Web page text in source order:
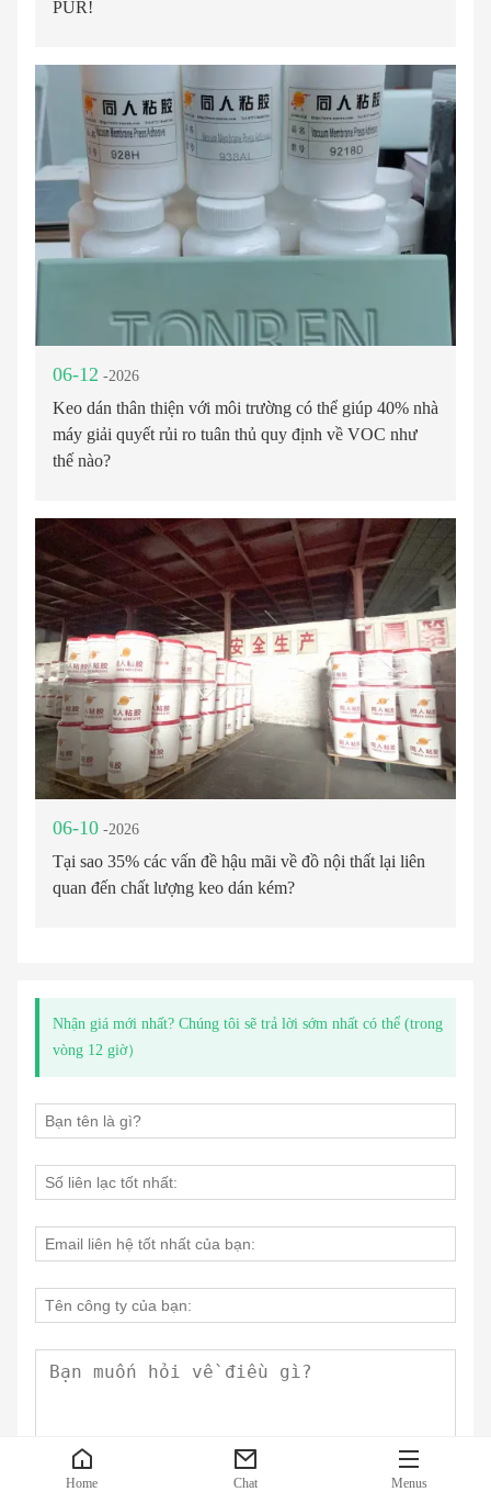
PUR!
06-12 -2026
Keo dán thân thiện với môi trường có thể giúp 40% nhà
máy giải quyết rủi ro tuân thủ quy định về VOC như
thế nào?
06-10 -2026
Tại sao 35% các vấn đề hậu mãi về đồ nội thất lại liên
quan đến chất lượng keo dán kém?
Nhận giá mới nhất? Chúng tôi sẽ trả lời sớm nhất có thể (trong
vòng 12 giờ）
Home Chat Menus